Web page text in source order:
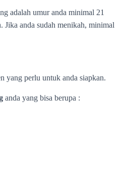
adalah umur anda minimal 21
Jika anda sudah menikah, minimal
yang perlu untuk anda siapkan.
anda yang bisa berupa :